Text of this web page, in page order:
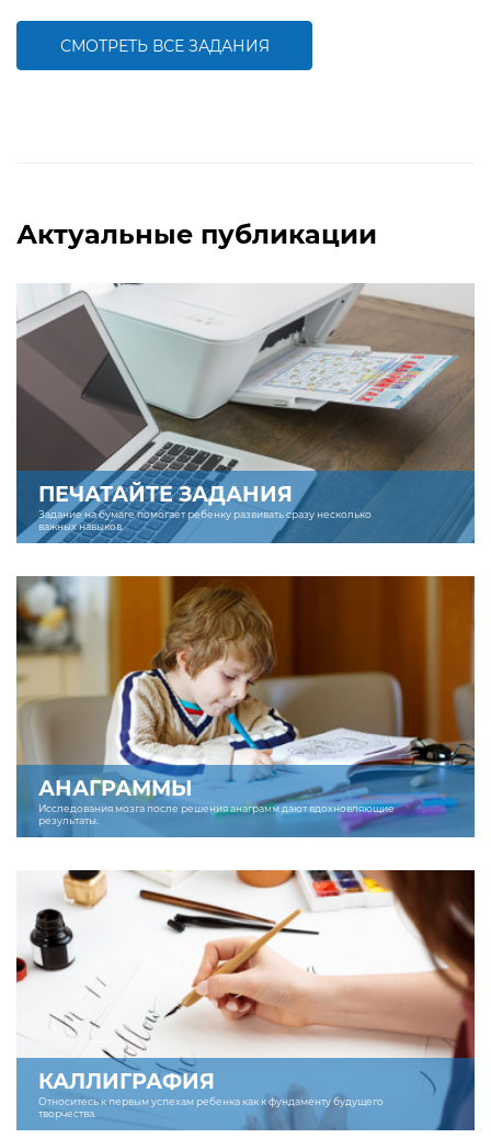
среднего арифметического
СМОТРЕТЬ ВСЕ ЗАДАНИЯ
Актуальные публикации
ПЕЧАТАЙТЕ ЗАДАНИЯ
Задание на бумаге помогает ребенку развивать сразу несколько
важных навыков.
АНАГРАММЫ
Исследования мозга после решения анаграмм дают вдохновляющие
результаты.
КАЛЛИГРАФИЯ
Относитесь к первым успехам ребенка как к фундаменту будущего
творчества.